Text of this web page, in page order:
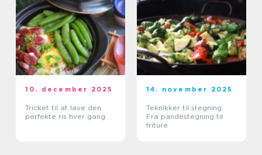
10. december 2025
Tricket til at lave den
perfekte ris hver gang
14. november 2025
Teknikker til stegning:
Fra pandestegning til
friture